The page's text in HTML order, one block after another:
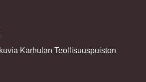
Karhulan Teollisuuspuiston